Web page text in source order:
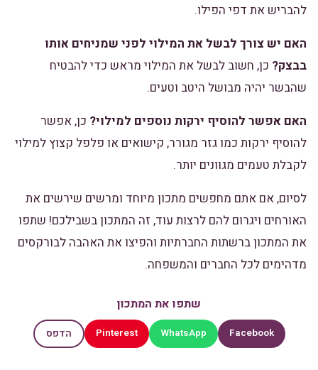
להבריש את דפי הפילו.
האם יש צורך לבשל את המילוי לפני שמניחים אותו
בבצק? כן, חשוב לבשל את המילוי מראש כדי להבטיח
שהבשר יהיה מבושל היטב וטעים.
האם אפשר להוסיף ירקות נוספים למילוי? כן, אפשר
להוסיף ירקות כמו גזר מגורר, קישואים או פלפל קצוץ למילוי
לקבלת טעמים מגוונים יותר.
לסיום, אם אתם מחפשים מתכון מיוחד ומרשים שירשים את
האורחים ויגרום להם לרצות עוד, זה המתכון בשבילכם! שתפו
את המתכון ברשתות החברתיות והפיצו את האהבה לבורקסים
מדהימים לכל החברים והמשפחה.
שתפו את המתכון
Facebook
WhatsApp
Pinterest הדפס